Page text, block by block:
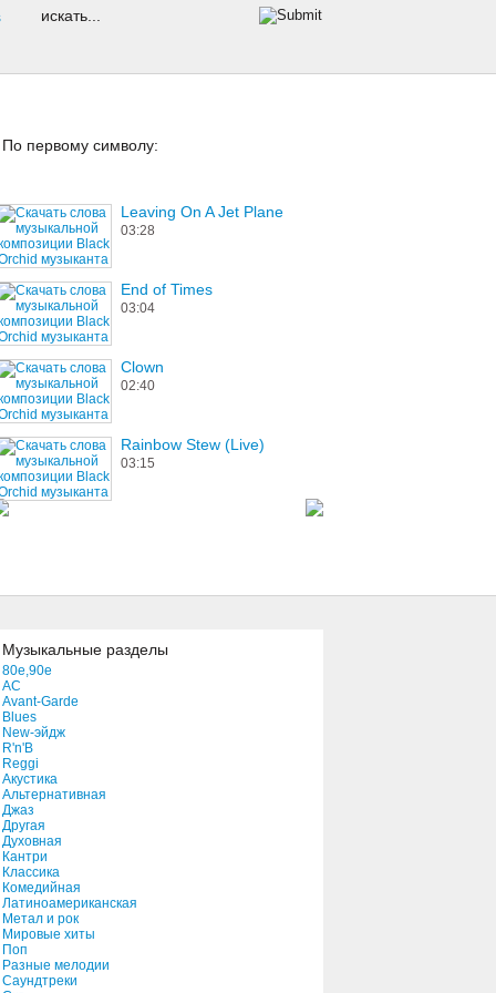
По первому символу:
Leaving On A Jet Plane
03:28
End of Times
03:04
Clown
02:40
Rainbow Stew (Live)
03:15
Музыкальные разделы
80e,90e
AC
Avant-Garde
Blues
New-эйдж
R'n'B
Reggi
Акустика
Альтернативная
Джаз
Другая
Духовная
Кантри
Классика
Комедийная
Латиноамериканская
Метал и рок
Мировые хиты
Поп
Разные мелодии
Саундтреки